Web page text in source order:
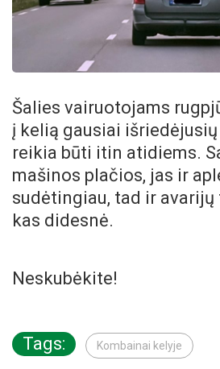
Šalies vairuotojams
į kelią gausiai
reikia būti itin atidiems.
mašinos plačios, jas ir
sudėtingiau, tad ir
kas didesnė.
Neskubėkite!
Tags: Kombainai kelyje